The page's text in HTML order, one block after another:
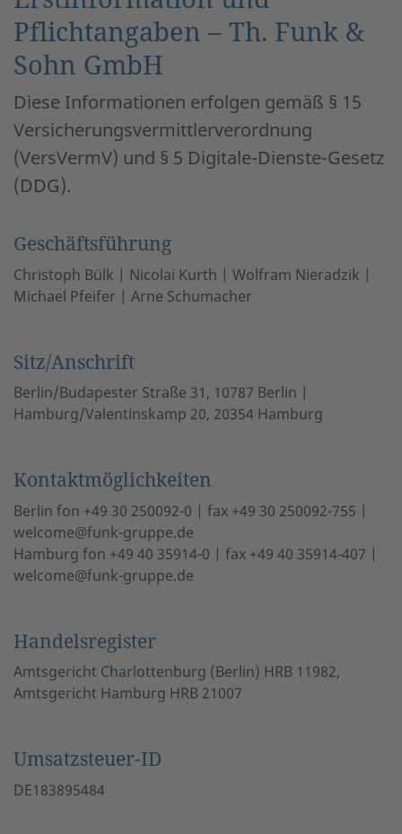
Pflichtangaben – Th. Funk &
Sohn GmbH
Diese Informationen erfolgen gemäß § 15
Versicherungsvermittlerverordnung
(VersVermV) und § 5 Digitale-Dienste-Gesetz
(DDG).
Geschäftsführung
Christoph Bülk | Nicolai Kurth | Wolfram Nieradzik |
Michael Pfeifer | Arne Schumacher
Sitz/Anschrift
Berlin/Budapester Straße 31, 10787 Berlin |
Hamburg/Valentinskamp 20, 20354 Hamburg
Kontaktmöglichkeiten
Berlin fon +49 30 250092-0 | fax +49 30 250092-755 |
welcome@funk-gruppe.de
Hamburg fon +49 40 35914-0 | fax +49 40 35914-407 |
welcome@funk-gruppe.de
Handelsregister
Amtsgericht Charlottenburg (Berlin) HRB 11982,
Amtsgericht Hamburg HRB 21007
Umsatzsteuer-ID
DE183895484